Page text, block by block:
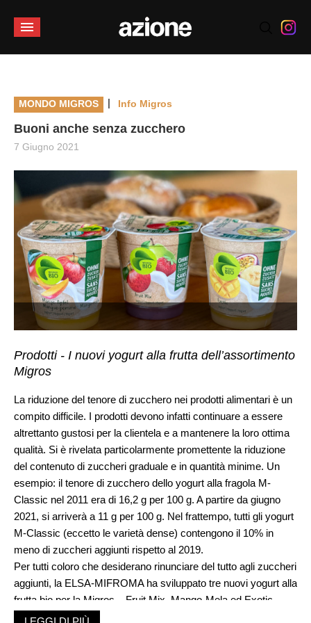
MONDO MIGROS | Info Migros
Buoni anche senza zucchero
7 Giugno 2021
Prodotti - I nuovi yogurt alla frutta dell’assortimento
Migros
La riduzione del tenore di zucchero nei prodotti alimentari è un
compito difficile. I prodotti devono infatti continuare a essere
altrettanto gustosi per la clientela e a mantenere la loro ottima
qualità. Si è rivelata particolarmente promettente la riduzione
del contenuto di zuccheri graduale e in quantità minime. Un
esempio: il tenore di zucchero dello yogurt alla fragola M-
Classic nel 2011 era di 16,2 g per 100 g. A partire da giugno
2021, si arriverà a 11 g per 100 g. Nel frattempo, tutti gli yogurt
M-Classic (eccetto le varietà dense) contengono il 10% in
meno di zuccheri aggiunti rispetto al 2019.
Per tutti coloro che desiderano rinunciare del tutto agli zuccheri
aggiunti, la ELSA-MIFROMA ha sviluppato tre nuovi yogurt alla
frutta bio per la Migros – Fruit Mix, Mango-Mela ed Exotic –
che vengono proposti nell’assortimento di tutta la Svizzera da